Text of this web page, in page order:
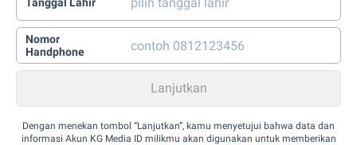
Nomor
Handphone
Dengan menekan tombol “Lanjutkan”, kamu menyetujui bahwa data dan
informasi Akun KG Media ID milikmu akan digunakan untuk memberikan